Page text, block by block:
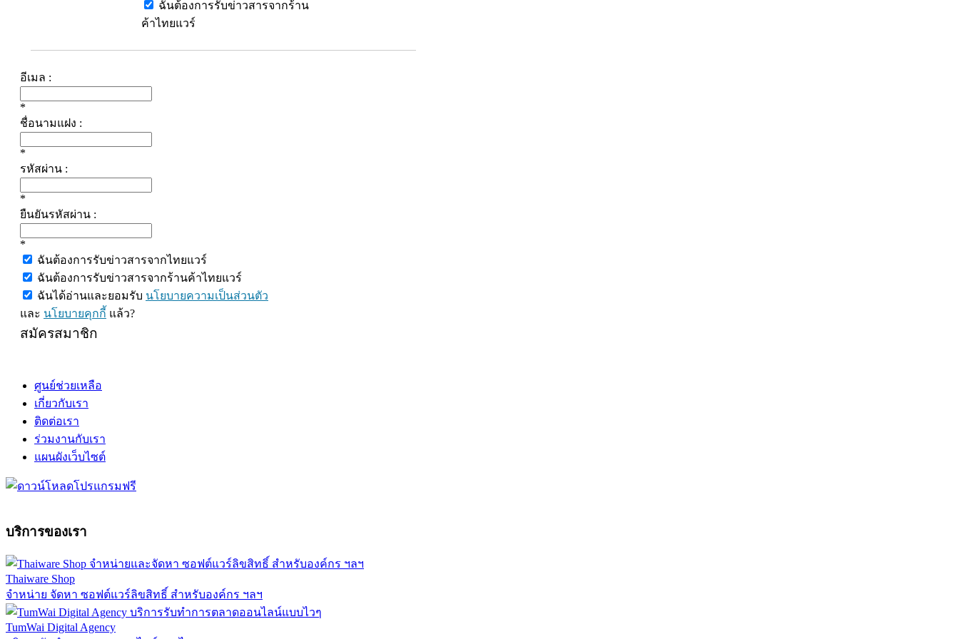
ฉันต้องการรับข่าวสารจากร้าน
ค้าไทยแวร์
อีเมล :
*
ชื่อนามแฝง :
*
รหัสผ่าน :
*
ยืนยันรหัสผ่าน :
*
ฉันต้องการรับข่าวสารจากไทยแวร์
ฉันต้องการรับข่าวสารจากร้านค้าไทยแวร์
ฉันได้อ่านและยอมรับ นโยบายความเป็นส่วนตัว
และ นโยบายคุกกี้ แล้ว?
สมัครสมาชิก
ศูนย์ช่วยเหลือ
เกี่ยวกับเรา
ติดต่อเรา
ร่วมงานกับเรา
แผนผังเว็บไซต์
บริการของเรา
Thaiware Shop
จำหน่าย จัดหา ซอฟต์แวร์ลิขสิทธิ์ สำหรับองค์กร ฯลฯ
TumWai Digital Agency